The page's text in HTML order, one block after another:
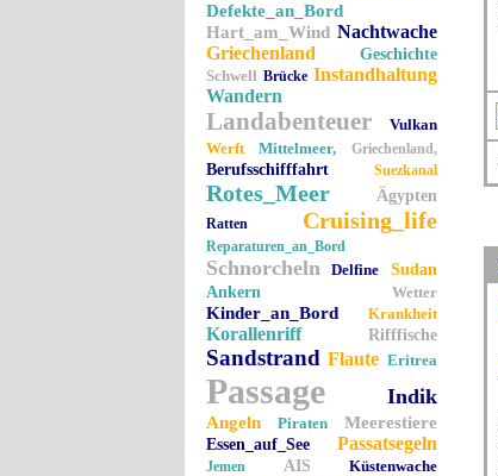
Defekte_an_Bord
Hart_am_Wind Nachtwache
Griechenland
Geschichte
Schwell Brücke Instandhaltung
Wandern
Landabenteuer
Vulkan
Werft
Mittelmeer, Griechenland,
Berufsschifffahrt Suezkanal
Rotes_Meer Ägypten
Ratten Cruising_life
Reparaturen_an_Bord
Schnorcheln Delfine
Sudan
Ankern
Wetter
Kinder_an_Bord Krankheit
Korallenriff Rifffische
Sandstrand Flaute Eritrea
Passage Indik
Angeln Piraten Meerestiere
Essen_auf_See Passatsegeln
Jemen AIS
Küstenwache